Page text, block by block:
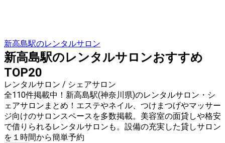
新高島駅のレンタルサロン
新高島駅のレンタルサロンおすすめ
TOP20
レンタルサロン / シェアサロン
全110件掲載中！新高島駅(神奈川県)のレンタルサロン・シ
ェアサロンまとめ！エステやネイル、つけまつげやマッサー
ジ向けのサロンスペースを多数掲載。美容室の面貸しや格安
で借りられるレンタルサロンも。設備の充実した貸しサロン
を１時間から簡単予約